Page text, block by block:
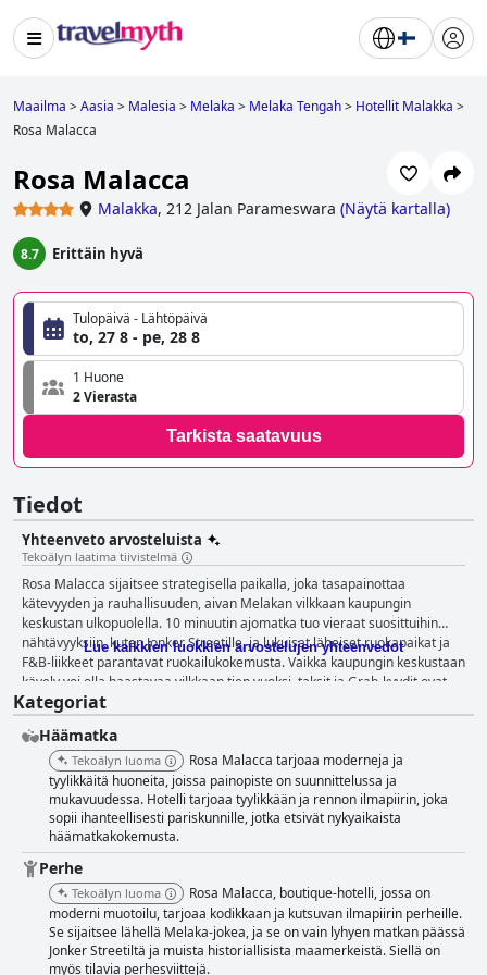
Maailma >Aasia > Malesia > Melaka > Melaka Tengah> Hotellit Malakka >
Rosa Malacca
Rosa Malacca
Malakka, 212 Jalan Parameswara (Näytä kartalla)
8.7 Erittäin hyvä
Tulopäivä - Lähtöpäivä
to, 27 8 - pe, 28 8
1 Huone
2 Vierasta
Tarkista saatavuus
Tiedot
Yhteenveto arvosteluista
Tekoälyn laatima tiivistelmä
Rosa Malacca sijaitsee strategisella paikalla, joka tasapainottaa
kätevyyden ja rauhallisuuden, aivan Melakan vilkkaan kaupungin
keskustan ulkopuolella. 10 minuutin ajomatka tuo vieraat suosittuihin
nähtävyyksiin, kuten Jonker Streetille, ja lukuisat läheiset ruokapaikat ja
F&B-liikkeet parantavat ruokailukokemusta. Vaikka kaupungin keskustaan
kävely voi olla haastavaa vilkkaan tien vuoksi, taksit ja Grab-kyydit ovat
helposti saatavilla. Hotellin rauhallinen ympäristö ja runsaat
pysäköintitilat tekevät siitä houkuttelevan pakopaikan matkailijoille, jotka
haluavat tutustua Melakaan mukavasti. Aamiainen Rosa Malaccassa saa
kiitosta herkullisesta nasi lemakista ja paikallisista valinnoista, kuten teh
tarikista ja bee hoonista. Vaikka jotkut vieraat toivovat enemmän
vaihtelua, yleinen laatu pidetään hyvänä ja verrattavissa joihinkin 5
tähden hotelleihin. Epävirallinen ympäristö ja tarjolla olevat hyvät kahvit,
vesimelonimehu ja à la carte -annokset lisäävät vastinetta rahalle -
kokemusta. Hotellin omat ruokailumahdollisuudet, kuten baariravintola ja
Bica Cafe, saavat merkittävää kiitosta herkullisesta ruoastaan ja
laadukkaasta palvelustaan. Vieraat nauttivat länsimaisesta keittiöstä
malesialaisilla mauilla, hampurilaisista, spagetista ja makeista herkuista.
Huoneeseen toimituksen kätevyys ja läheinen katuruokatori parantavat
entisestään ruokailumaisemaa. Toisinaan ravintolassa on suuri kysyntä,
Lue kaikkien luokkien arvostelujen yhteenvedot
Kategoriat
Häämatka
Tekoälyn luoma
Rosa Malacca tarjoaa moderneja ja
tyylikkäitä huoneita, joissa painopiste on suunnittelussa ja
mukavuudessa. Hotelli tarjoaa tyylikkään ja rennon ilmapiirin, joka
sopii ihanteellisesti pariskunnille, jotka etsivät nykyaikaista
häämatkakokemusta.
Perhe
Tekoälyn luoma
Rosa Malacca, boutique-hotelli, jossa on
moderni muotoilu, tarjoaa kodikkaan ja kutsuvan ilmapiirin perheille.
Se sijaitsee lähellä Melaka-jokea, ja se on vain lyhyen matkan päässä
Jonker Streetiltä ja muista historiallisista maamerkeistä. Siellä on
myös tilavia perhesviittejä.